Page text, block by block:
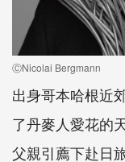
ⒸNicolai Bergmann
出身哥本哈根近
了丹麥人愛花的
父親引薦下赴日